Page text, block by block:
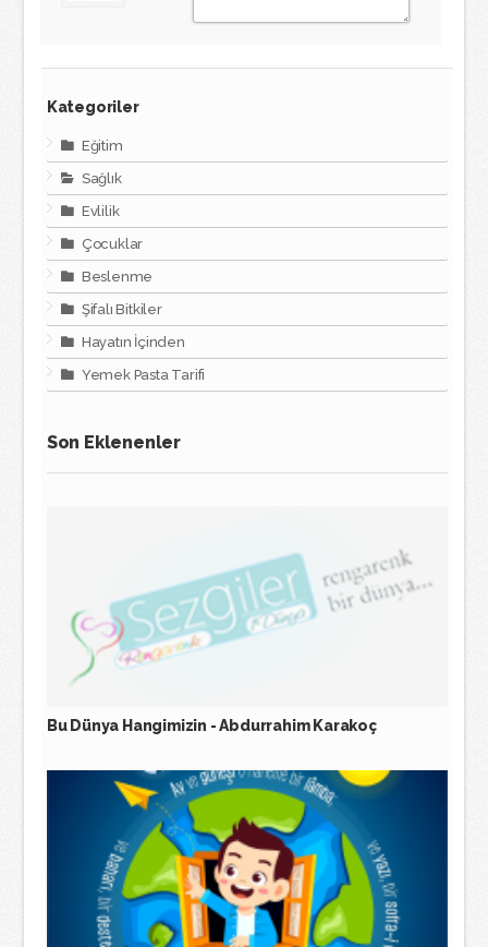
Kategoriler
Eğitim
Sağlık
Evlilik
Çocuklar
Beslenme
Şifalı Bitkiler
Hayatın İçinden
Yemek Pasta Tarifi
Son Eklenenler
Bu Dünya Hangimizin - Abdurrahim Karakoç